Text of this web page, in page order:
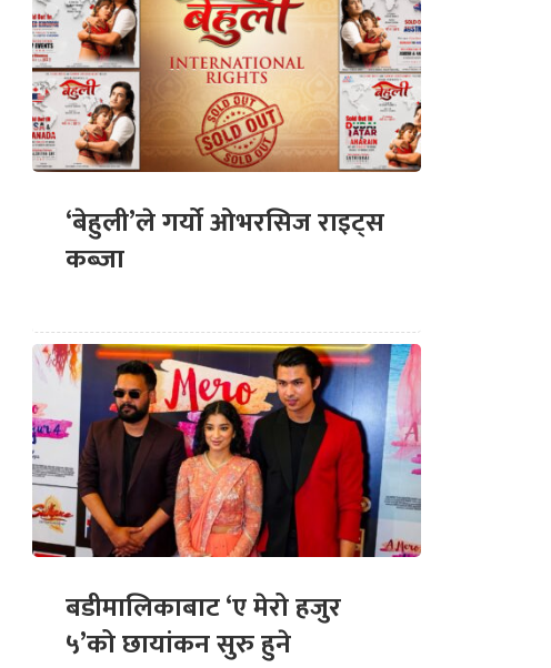
‘बेहुली’ले गर्यो ओभरसिज राइट्स
कब्जा
बडीमालिकाबाट ‘ए मेरो हजुर
५’को छायांकन सुरु हुने